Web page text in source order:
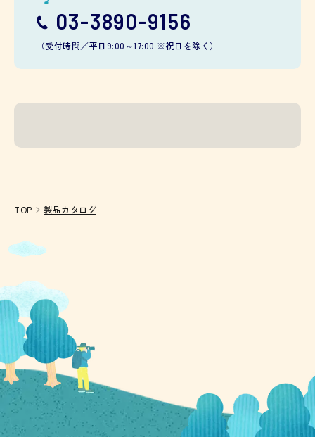
03-3890-9156
（受付時間／平日9:00～17:00 ※祝日を除く）
TOP 製品カタログ